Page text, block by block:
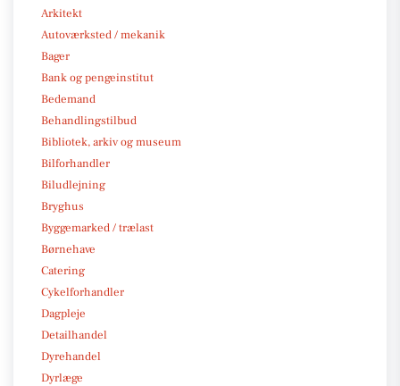
Arkitekt
Autoværksted / mekanik
Bager
Bank og pengeinstitut
Bedemand
Behandlingstilbud
Bibliotek, arkiv og museum
Bilforhandler
Biludlejning
Bryghus
Byggemarked / trælast
Børnehave
Catering
Cykelforhandler
Dagpleje
Detailhandel
Dyrehandel
Dyrlæge